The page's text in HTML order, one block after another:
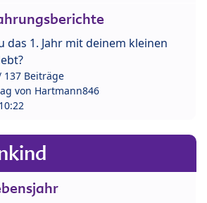
das 1. Jahr mit deinem kleinen
137 Beiträge
von Hartmann846